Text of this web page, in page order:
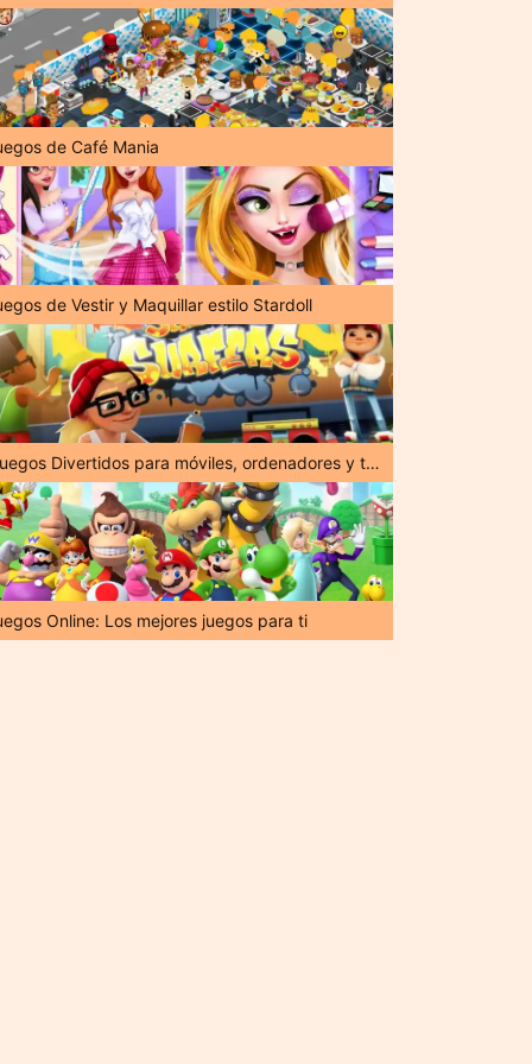
de Café Mania
de Vestir y Maquillar estilo Stardoll
¡Juegos Divertidos para móviles, ordenadores y tabletas!
Online: Los mejores juegos para ti